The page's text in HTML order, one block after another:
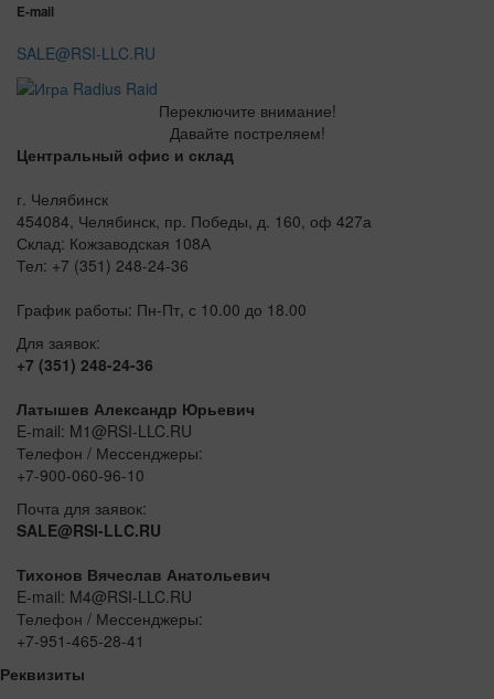
E-mail
SALE@RSI-LLC.RU
Переключите внимание!
Давайте постреляем!
Центральный офис и склад
г. Челябинск
454084, Челябинск, пр. Победы, д. 160, оф 427а
Склад: Кожзаводская 108А
Тел: +7 (351) 248-24-36
График работы: Пн-Пт, с 10.00 до 18.00
Для заявок:
+7 (351) 248-24-36
Латышев Александр Юрьевич
E-mail: M1@RSI-LLC.RU
Телефон / Мессенджеры:
+7-900-060-96-10
Почта для заявок:
SALE@RSI-LLC.RU
Тихонов Вячеслав Анатольевич
E-mail: M4@RSI-LLC.RU
Телефон / Мессенджеры:
+7-951-465-28-41
Реквизиты